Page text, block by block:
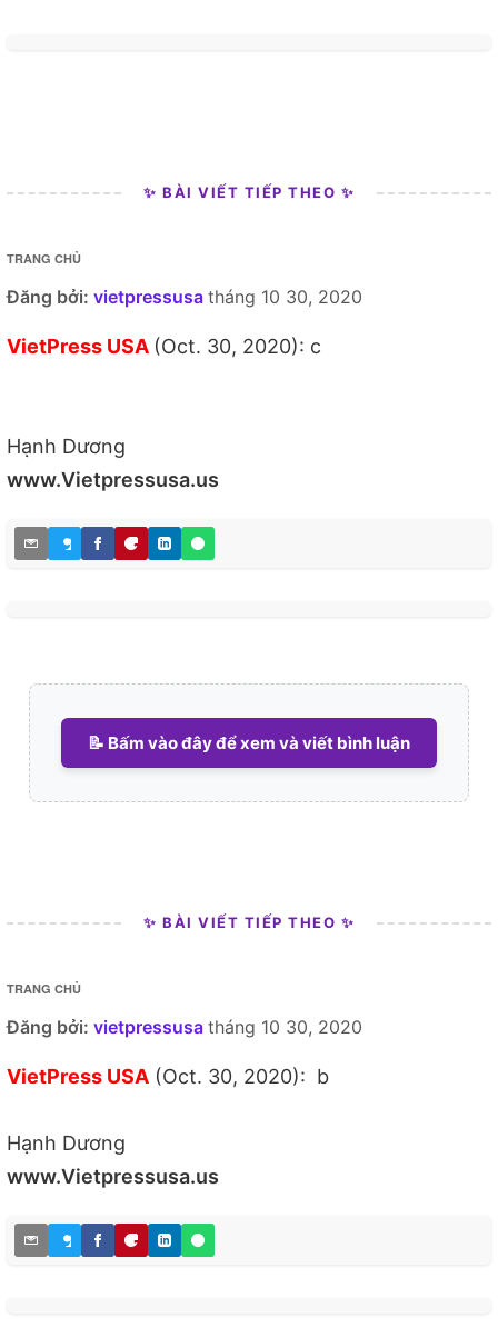
✨ BÀI VIẾT TIẾP THEO ✨
TRANG CHỦ
Đăng bởi: vietpressusa tháng 10 30, 2020
VietPress USA (Oct. 30, 2020): c
Hạnh Dương
www.Vietpressusa.us
📝 Bấm vào đây để xem và viết bình luận
✨ BÀI VIẾT TIẾP THEO ✨
TRANG CHỦ
Đăng bởi: vietpressusa tháng 10 30, 2020
VietPress USA (Oct. 30, 2020): b
Hạnh Dương
www.Vietpressusa.us